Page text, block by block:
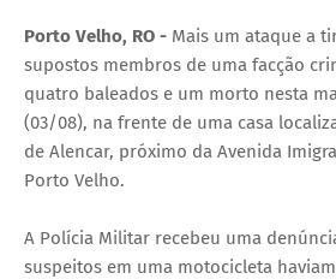
Porto Velho, RO - Mais um ataque a
supostos membros de uma facção
quatro baleados e um morto nesta
(03/08), na frente de uma casa
de Alencar, próximo da Avenida
Porto Velho.
A Polícia Militar recebeu uma
suspeitos em uma motocicleta